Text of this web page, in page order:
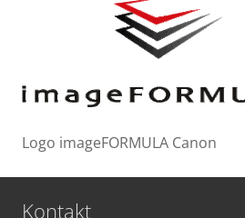
Logo imageFORMULA Canon
Kontakt